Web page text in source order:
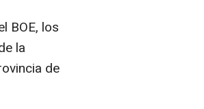
BOE, los
la
de